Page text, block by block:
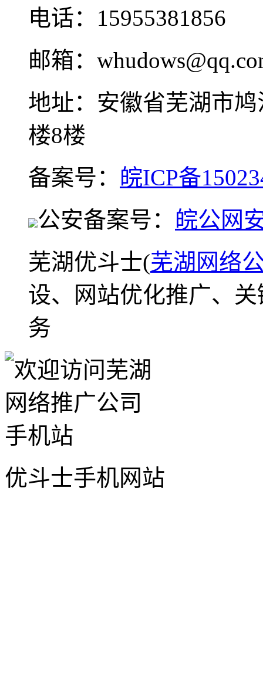
电话：15955381856
邮箱：
地址：安徽省芜湖市
楼8楼
备案号： 皖ICP备
公安备案号： 皖公网
芜湖优斗士(芜湖网络
设、网站优化推广、
务
优斗士手机网站